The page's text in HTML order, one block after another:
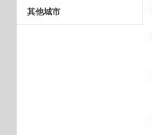
其他城市